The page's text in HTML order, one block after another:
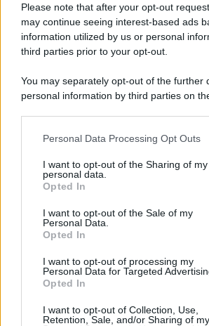
Please note that after your opt-out
may continue seeing interest-based ads
information utilized by us or personal
third parties prior to your opt-out.
You may separately opt-out of the further
personal information by third parties on
This information may also be disclosed by
disclose it to other third parties.
Please note that this website/app uses
services and may gather and store
not limited to your visit or usage
grant or deny consent to Google and its
consent section.
Personal Data Processing Opt Outs
I want to opt-out of the Sharing of my
personal data.
Opted In
I want to opt-out of the Sale of my
Personal Data.
Opted In
I want to opt-out of processing my
Personal Data for Targeted
Opted In
I want to opt-out of Collection, Use,
Retention, Sale, and/or Sharing of my
Lo sapevi che...
Meteo weekend 7-9
secondo di agosto porta
per chi andrà in montagna
Una località di montagna
nomadi digitali con case
working
“Vinted dei viaggi”: ora
vacanze già prenotate